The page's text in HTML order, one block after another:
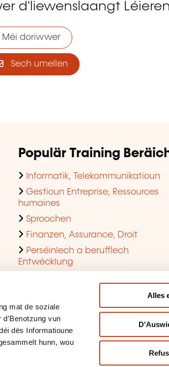
mat de soziale
d'Benotzung vun
dës Informatioune
hunn, wou
Alles
d'liewenslaangt Léieren
Méi doriwwer
Sech umellen
Populär Training
Informatik, Telekommunikatioun
Gestioun Entreprise, Ressources
humaines
Sproochen
Finanzen, Assurance, Droit
Perséinlech a berufflech
Entwécklung